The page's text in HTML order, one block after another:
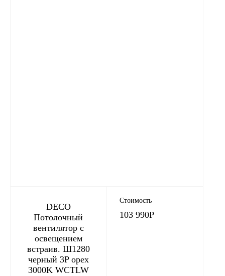
DECO
Потолочный
вентилятор с
освещением
встраив. Ш1280
черный 3P орех
3000K WCTLW
Стоимость
103 990Р